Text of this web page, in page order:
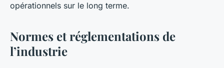
opérationnels sur le long terme.
Normes et réglementations de
l’industrie